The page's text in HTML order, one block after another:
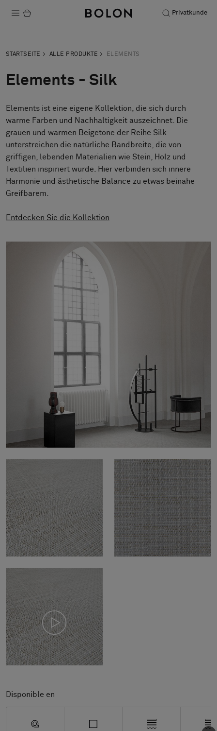
Privatkunde
Nachhaltigkeit
Installation
Instandhaltung
Bolon at Habitare 2025 –
Endless Creativity
FAQ
Pattern Tile Tool
Image & Material Bank
Land auswählen
STARTSEITE ALLE PRODUKTE ELEMENTS
Elements - Silk
Elements ist eine eigene Kollektion, die sich durch
warme Farben und Nachhaltigkeit auszeichnet. Die
grauen und warmen Beigetöne der Reihe Silk
unterstreichen die natürliche Bandbreite, die von
griffigen, lebenden Materialien wie Stein, Holz und
Textilien inspiriert wurde. Hier verbinden sich innere
Harmonie und ästhetische Balance zu etwas beinahe
Greifbarem.
Entdecken Sie die Kollektion
Disponible en